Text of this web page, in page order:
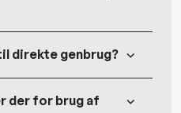
direkte genbrug?
der for brug af